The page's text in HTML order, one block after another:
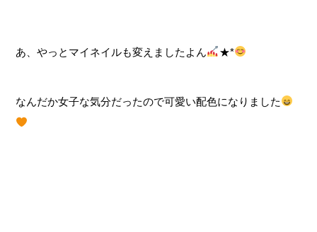
あ、やっとマイネイルも変えましたよん ★*
なんだか女子な気分だったので可愛い配色になりました